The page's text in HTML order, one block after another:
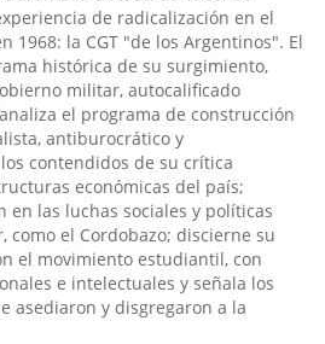
de radicalización en el
1968: la CGT "de los Argentinos". El
histórica de su surgimiento,
militar, autocalificado
el programa de construcción
antiburocrático y
contendidos de su crí­tica
económicas del paí­s;
las luchas sociales y polí­ticas
el Cordobazo; discierne su
el movimiento estudiantil, con
e intelectuales y señala los
asediaron y disgregaron a la